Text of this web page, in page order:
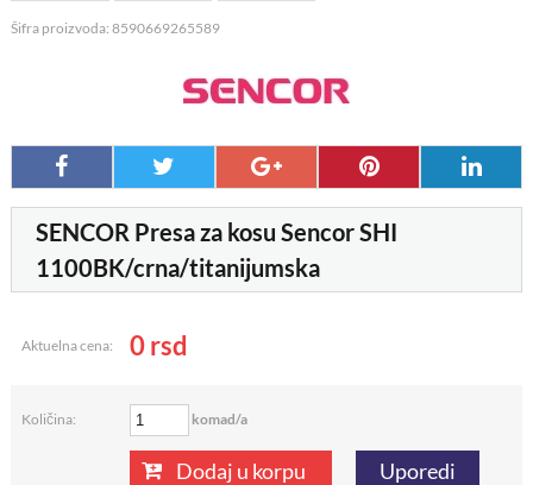
Šifra proizvoda: 8590669265589
SENCOR Presa za kosu Sencor SHI
1100BK/crna/titanijumska
Aktuelna cena: 0rsd
Količina: komad/a
Dodaj u korpu Uporedi